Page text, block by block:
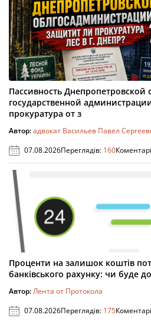
Пассивность Днепропетровской
государственной
прокуратура от з
Автор:адвокат Васильев Павел
07.08.2026Переглядів: 160
Проценти на залишок коштів
банківського рахунку: чи буде
Автор:Лента от Протокола
07.08.2026Переглядів: 175